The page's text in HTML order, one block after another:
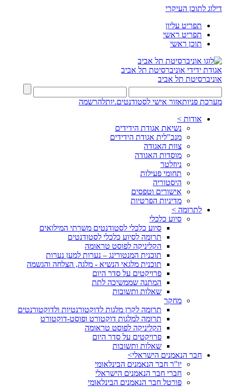
דילוג לתוכן העיקרי
תפריט עליון
תפריט ראשי
תוכן ראשי
אגודת ידידי אוניברסיטת תל אביב
אוניברסיטת תל אביב
מערכת פניותאזור אישי לסטודנטים.יותלהרשמה
אודות >
נשיאת אגודת הידידים
מנכ"לית אגודת הידידים
צוות האגודה
מוסדות האגודה
ניוזלטר
תחומי פעילות
היסטוריה
אישורים וטפסים
מדיניות הפרטיות
לתרומה >
סיוע כלכלי
סיוע כלכלי לסטודנטים משרתי המילואים
תרומה לסיוע כלכלי לסטודנטים
הקליניקה לפוסט טראומה
תוכנית המנטורינג – נערות למען נערות
תוכנית מלגאי הנשיא - מלגה, הצלחה והגשמה
פרויקטים על סדר היום
המתנה שממשיכה לתת
שאלות ותשובות
מחקר
תרומה לקרן מלגות לדוקטורנטיות ולדוקטורנטים
תרומה למלגות דוקטורט ופוסט-דוקטורט
הקליניקה לפוסט טראומה
פרויקטים על סדר היום
שאלות ותשובות
חבר הנאמנים הישראלי>
יו"ר חבר הנאמנים הבינלאומי
חברי חבר הנאמנים הישראלי
פורטל חבר הנאמנים הבינלאומי